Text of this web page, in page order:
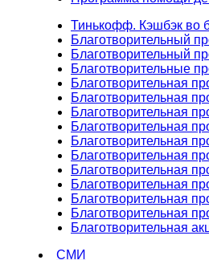
Тинькофф. Кэшбэк во
Благотворительный
Благотворительный
Благотворительные
Благотворительная
Благотворительная
Благотворительная
Благотворительная
Благотворительная
Благотворительная
Благотворительная
Благотворительная
Благотворительная
Благотворительная
Благотворительная
СМИ